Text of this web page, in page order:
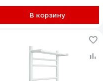
матовая 4657771776618
В корзину